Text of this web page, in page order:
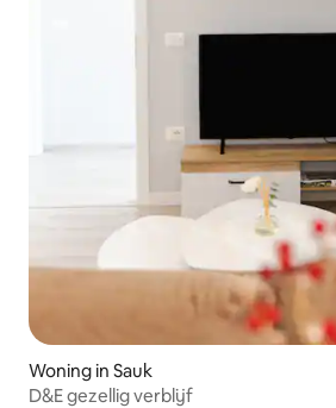
Woning in Sauk
D&E gezellig verblijf